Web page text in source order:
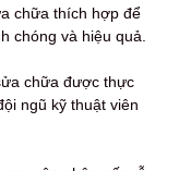
chữa thích hợp để
chóng và hiệu quả.
chữa được thực
ngũ kỹ thuật viên